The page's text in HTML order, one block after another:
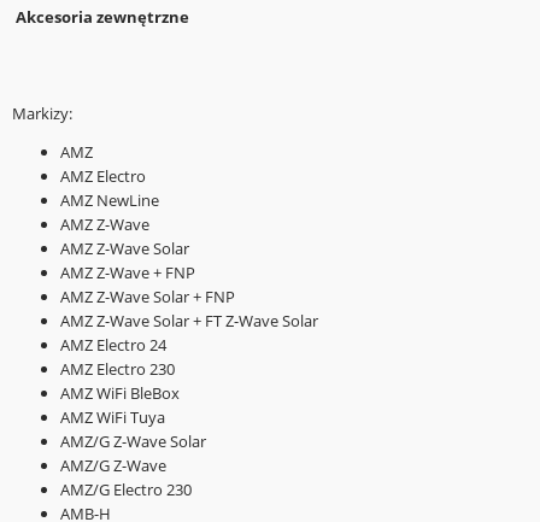
Akcesoria zewnętrzne
Markizy:
AMZ
AMZ Electro
AMZ NewLine
AMZ Z-Wave
AMZ Z-Wave Solar
AMZ Z-Wave + FNP
AMZ Z-Wave Solar + FNP
AMZ Z-Wave Solar + FT Z-Wave Solar
AMZ Electro 24
AMZ Electro 230
AMZ WiFi BleBox
AMZ WiFi Tuya
AMZ/G Z-Wave Solar
AMZ/G Z-Wave
AMZ/G Electro 230
AMB-H